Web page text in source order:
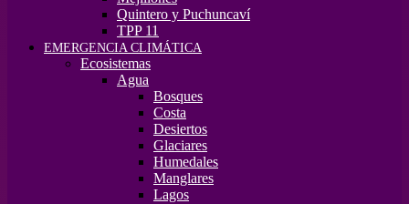
Quintero y Puchuncaví
TPP 11
EMERGENCIA CLIMÁTICA
Ecosistemas
Agua
Bosques
Costa
Desiertos
Glaciares
Humedales
Manglares
Lagos